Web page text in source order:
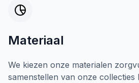
Materiaal
We kiezen onze materialen
samenstellen van onze collecties